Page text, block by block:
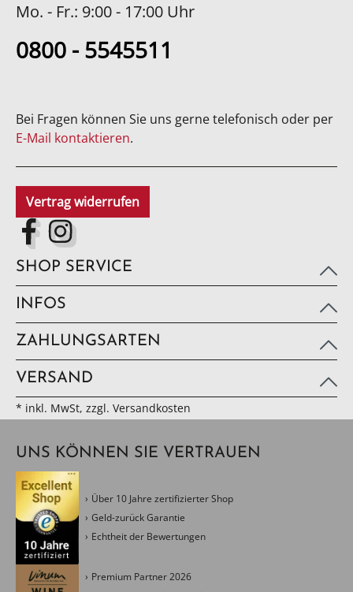
Mo. - Fr.: 9:00 - 17:00 Uhr
0800 - 5545511
Bei Fragen können Sie uns gerne telefonisch oder per
E-Mail kontaktieren.
Vertrag widerrufen
SHOP SERVICE
INFOS
ZAHLUNGSARTEN
VERSAND
* inkl. MwSt, zzgl. Versandkosten
UNS KÖNNEN SIE VERTRAUEN
Über 10 Jahre zertifizierter Shop
Geld-zurück Garantie
Echtheit der Bewertungen
Premium Partner 2026